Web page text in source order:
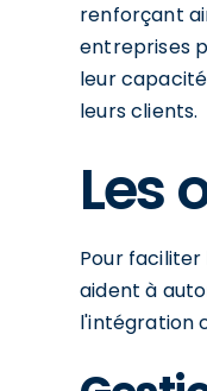
renforçant
entreprises
leur
leurs clients.
Les
Pour faciliter
aident à
l'intégration